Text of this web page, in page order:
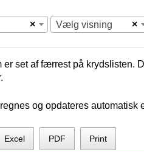
× ×
Vælg visning
er set af færrest på krydslisten.
og opdateres
Excel PDF Print